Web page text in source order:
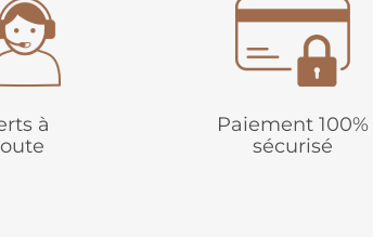
à
Paiement 100%
sécurisé